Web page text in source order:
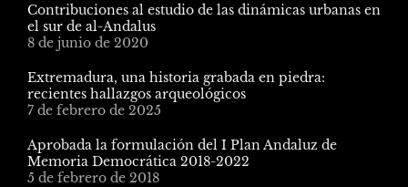
Contribuciones al estudio de las dinámicas urbanas en
el sur de al-Andalus
8 de junio de 2020
Extremadura, una historia grabada en piedra:
recientes hallazgos arqueológicos
7 de febrero de 2025
Aprobada la formulación del I Plan Andaluz de
Memoria Democrática 2018-2022
5 de febrero de 2018